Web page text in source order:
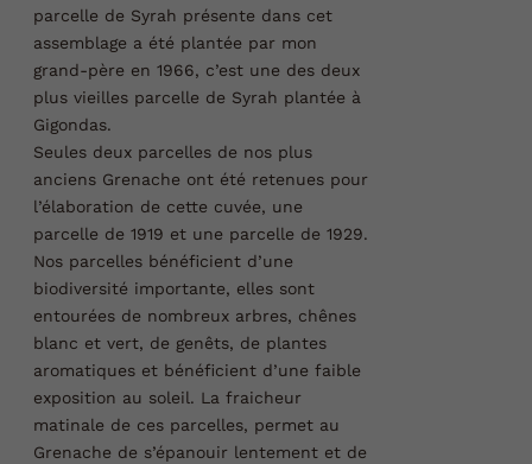
parcelle de Syrah présente dans cet
assemblage a été plantée par mon
grand-père en 1966, c’est une des deux
plus vieilles parcelle de Syrah plantée à
Gigondas.
Seules deux parcelles de nos plus
anciens Grenache ont été retenues pour
l’élaboration de cette cuvée, une
parcelle de 1919 et une parcelle de 1929.
Nos parcelles bénéficient d’une
biodiversité importante, elles sont
entourées de nombreux arbres, chênes
blanc et vert, de genêts, de plantes
aromatiques et bénéficient d’une faible
exposition au soleil. La fraicheur
matinale de ces parcelles, permet au
Grenache de s’épanouir lentement et de